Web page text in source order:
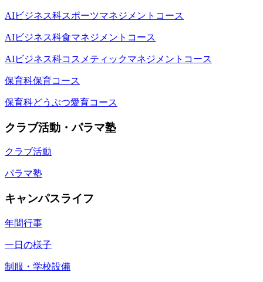
AIビジネス科スポーツマネジメントコース
AIビジネス科食マネジメントコース
AIビジネス科コスメティックマネジメントコース
保育科保育コース
保育科どうぶつ愛育コース
クラブ活動・パラマ塾
クラブ活動
パラマ塾
キャンパスライフ
年間行事
一日の様子
制服・学校設備